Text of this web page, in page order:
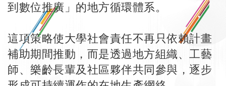
到數位推廣」的地方循環體系。
這項策略使大學社會責任不再只依賴計畫
補助期間推動，而是透過地方組織、工藝
師、樂齡長輩及社區夥伴共同參與，逐步